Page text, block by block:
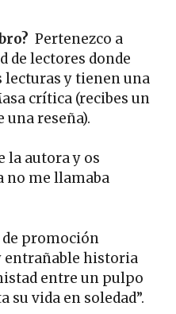
Pertenezco a
de lectores donde
y tienen una
crítica (recibes un
una reseña).
la autora y os
no me llamaba
de promoción
entrañable historia
entre un pulpo
su vida en soledad”.